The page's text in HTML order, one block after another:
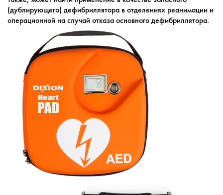
(дублирующего) дефибриллятора в отделениях реанимации и
операционной на случай отказа основного дефибриллятора.